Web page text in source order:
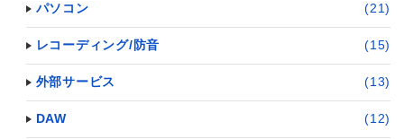
パソコン (21)
レコーディング/防音 (15)
外部サービス (13)
DAW (12)